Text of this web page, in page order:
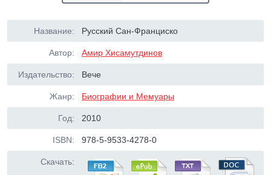
Название: Русский Сан-Франциско
Автор: Амир Хисамутдинов
Издательство: Вече
Жанр: Биографии и Мемуары
Год: 2010
ISBN: 978-5-9533-4278-0
Скачать: